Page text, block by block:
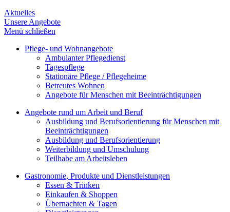
Aktuelles
Unsere Angebote
Menü schließen
Pflege- und Wohnangebote
Ambulanter Pflegedienst
Tagespflege
Stationäre Pflege / Pflegeheime
Betreutes Wohnen
Angebote für Menschen mit Beeinträchtigungen
Angebote rund um Arbeit und Beruf
Ausbildung und Berufsorientierung für Menschen mit
Beeinträchtigungen
Ausbildung und Berufsorientierung
Weiterbildung und Umschulung
Teilhabe am Arbeitsleben
Gastronomie, Produkte und Dienstleistungen
Essen & Trinken
Einkaufen & Shoppen
Übernachten & Tagen